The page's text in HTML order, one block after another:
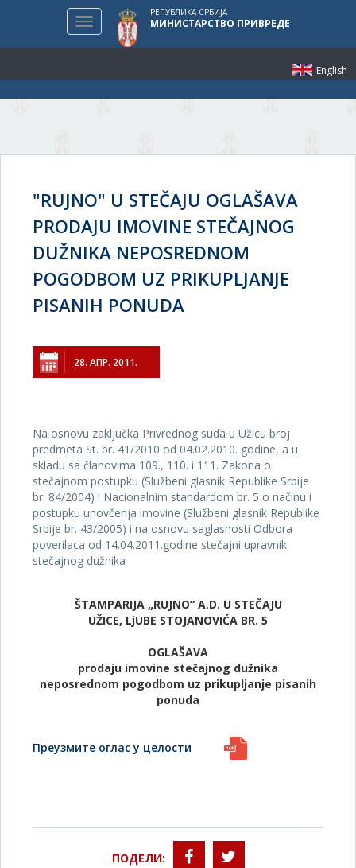
English
Toggle
navigation
РЕПУБЛИКА СРБИЈА
МИНИСТАРСТВО ПРИВРЕДЕ
"RUJNO" U STEČAJU OGLAŠAVA
PRODAJU IMOVINE STEČAJNOG
DUŽNIKA NEPOSREDNOM
POGODBOM UZ PRIKUPLJANJE
PISANIH PONUDA
28. АПР. 2011.
Na osnovu zaključka Privrednog suda u Užicu broj
predmeta St. br. 41/2010 od 04.02.2010. godine, a u
skladu sa članovima 109., 110. i 111. Zakona o
stečajnom postupku (Službeni glasnik Republike Srbije
br. 84/2004) i Nacionalnim standardom br. 5 o načinu i
postupku unovčenja imovine (Službeni glasnik Republike
Srbije br. 43/2005) i na osnovu saglasnosti Odbora
poverilaca od 14.04.2011.godine stečajni upravnik
stečajnog dužnika
ŠTAMPARIJA „RUJNO“ A.D. U STEČAJU
UŽICE, LjUBE STOJANOVIĆA BR. 5
OGLAŠAVA
prodaju imovine stečajnog dužnika
neposrednom pogodbom uz prikupljanje pisanih
ponuda
Преузмите оглас у целости
ПОДЕЛИ: